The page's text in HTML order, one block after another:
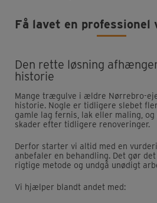
Få lavet en professionel
Den rette løsning
historie
Mange trægulve i ældre Nørrebro-
historie. Nogle er tidligere slebet
gamle lag fernis, lak eller maling,
skader efter tidligere renoveringer.
Derfor starter vi altid med en
anbefaler en behandling. Det gør
rigtige metode og undgå unødigt
Vi hjælper blandt andet med: